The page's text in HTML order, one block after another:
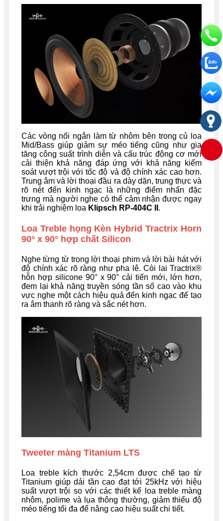
Các vòng nối ngắn làm từ nhôm bên trong củ loa
Mid/Bass giúp giảm sự méo tiếng cũng như gia
tăng công suất trình diễn và cấu trúc động cơ mới
cải thiện khả năng đáp ứng với khả năng kiểm
soát vượt trội với tốc độ và độ chính xác cao hơn.
Trung âm và lời thoại đầu ra dày dặn, trung thực và
rõ nét đến kinh ngạc là những điểm nhấn đặc
trưng mà người nghe có thể cảm nhận được ngay
khi trải nghiệm loa Klipsch RP-404C II .
Loa Treble họng Kèn Hybrid Tractrix Horn
90° x 90° hợp chất Silicon
Nghe từng từ trong lời thoại phim và lời bài hát với
độ chính xác rõ ràng như pha lê. Còi lai Tractrix®
hỗn hợp silicone 90° x 90° cải tiến mới, lớn hơn,
đem lại khả năng truyền sóng tần số cao vào khu
vực nghe một cách hiệu quả đến kinh ngạc để tạo
ra âm thanh rõ ràng và sắc nét hơn.
Tweeter màng Titanium LTS
Loa treble kích thước 2,54cm được chế tạo từ
Titanium giúp dải tần cao đạt tới 25kHz với hiệu
suất vượt trội so với các thiết kế loa treble màng
nhôm, polime và lụa thông thường, giảm thiểu độ
méo tiếng tối đa để nâng cao hiệu suất chi tiết.